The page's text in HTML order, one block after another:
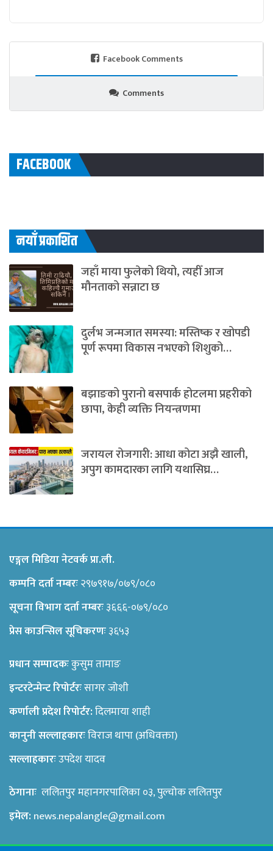
Facebook Comments
Comments
FACEBOOK
नयाँ प्रकाशित
जहाँ माया फुलेको थियो, त्यहीँ आज
मौनताको सन्नाटा छ
दुर्लभ जन्मजात समस्या: मस्तिष्क र खोपडी
पूर्ण रूपमा विकास नभएको शिशुको…
बझाङको पुरानो बसपार्क होटलमा प्रहरीको
छापा, केही व्यक्ति नियन्त्रणमा
जरायल रोजगारी: आधा कोटा अझै खाली,
अपुग कामदारका लागि यथासिघ्र…
एङ्गल मिडिया नेटवर्क प्रा.ली.
कम्पनि दर्ता नम्बरः२९७९१७/०७९/०८०
सूचना विभाग दर्ता नम्बरः३६६६-०७९/०८०
प्रेस काउन्सिल सूचिकरणः३६५३
प्रधान सम्पादकःकुसुम तामाङ
इन्टरटेन्मेन्ट रिपोर्टरःसागर जोशी
कर्णाली प्रदेश रिपोर्टर:दिलमाया शाही
कानुनी सल्लाहकारःविराज थापा (अधिवक्ता)
सल्लाहकारःउपदेश यादव
ठेगानाः ललितपुर महानगरपालिका ०३, पुल्चोक ललितपुर
इमेल: news.nepalangle@gmail.com